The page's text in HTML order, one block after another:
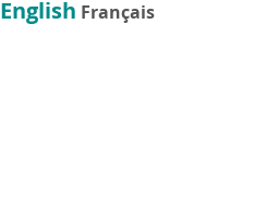
English Français